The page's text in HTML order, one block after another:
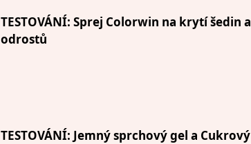
TESTOVÁNÍ: Sprej Colorwin na krytí šedin a
odrostů
TESTOVÁNÍ: Jemný sprchový gel a Cukrový